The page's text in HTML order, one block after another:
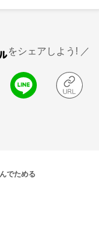
をシェアしよう!
でためる